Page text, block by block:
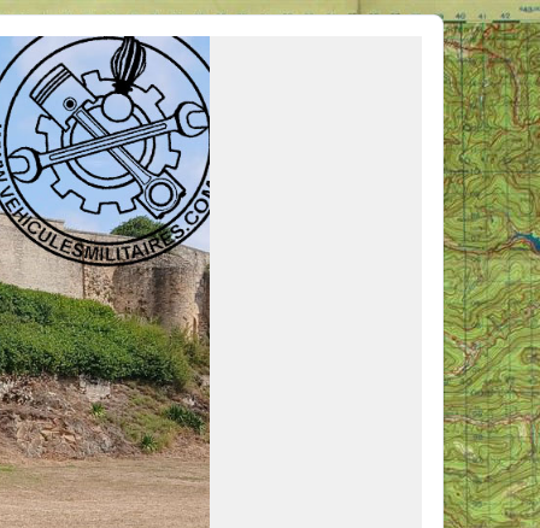
venir en aide, ou simplement partager vos activités.